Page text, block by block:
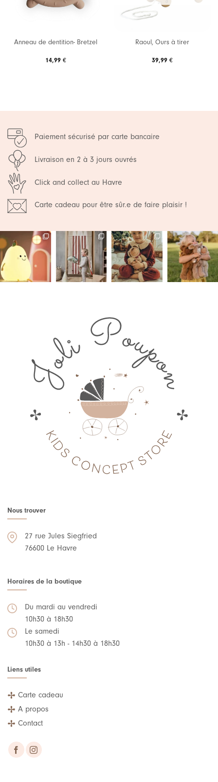
Anneau de dentition- Bretzel
14,99 €
Raoul, Ours à tirer
39,99 €
Paiement sécurisé par carte bancaire
Livraison en 2 à 3 jours ouvrés
Click and collect au Havre
Carte cadeau pour être sûr.e de faire plaisir !
Nous trouver
27 rue Jules Siegfried
76600 Le Havre
Horaires de la boutique
Du mardi au vendredi
10h30 à 18h30
Le samedi
10h30 à 13h - 14h30 à 18h30
Liens utiles
Carte cadeau
A propos
Contact